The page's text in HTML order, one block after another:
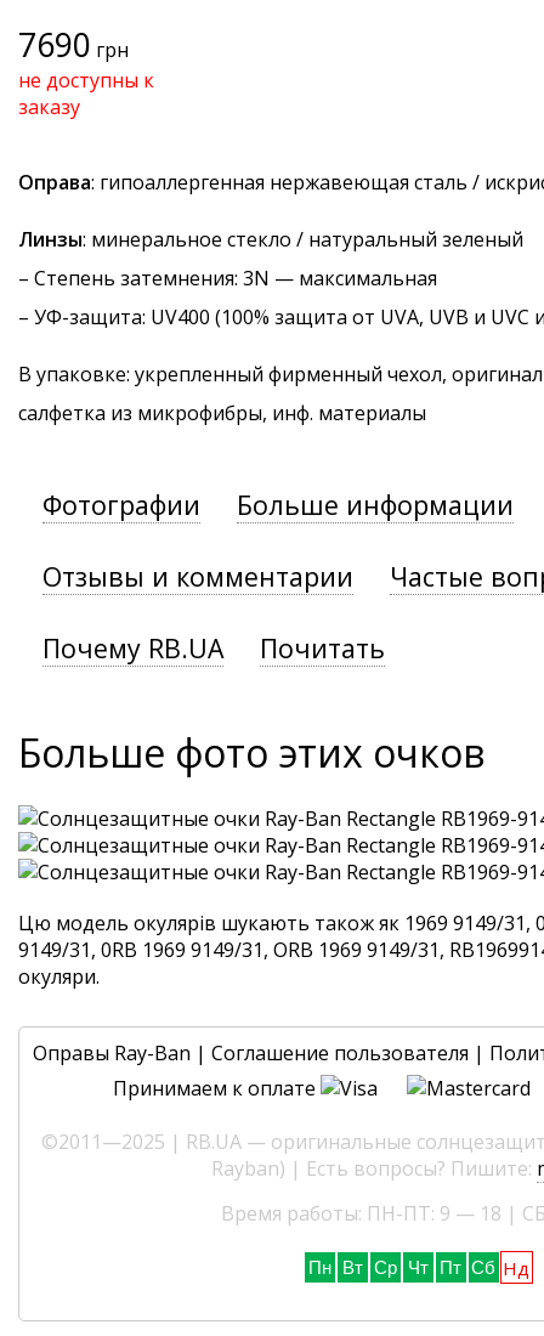
7690 грн
не доступны к
заказу
Оправа: гипоаллергенная нержавеющая сталь /
Линзы: минеральное стекло / натуральный зеленый
– Степень затемнения: 3N — максимальная
– УФ-защита: UV400 (100% защита от UVA, UVB и UVC
В упаковке: укрепленный фирменный чехол,
салфетка из микрофибры, инф. материалы
Фотографии Больше информации
Отзывы и комментарии Частые
Почему RB.UA Почитать
Больше фото этих очков
Цю модель окулярів шукають також як 1969 9149/31,
9149/31, 0RB 1969 9149/31, ORB 1969 9149/31,
окуляри.
Оправы Ray-Ban | Соглашение пользователя |
Принимаем к оплате
©2011—2025 | RB.UA — оригинальные
Rayban) | Есть вопросы? Пишите:
Время работы: ПН-ПТ: 9 — 18 |
Пн Вт Ср Чт Пт Сб Нд